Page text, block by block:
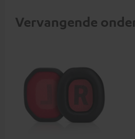
Vervangende